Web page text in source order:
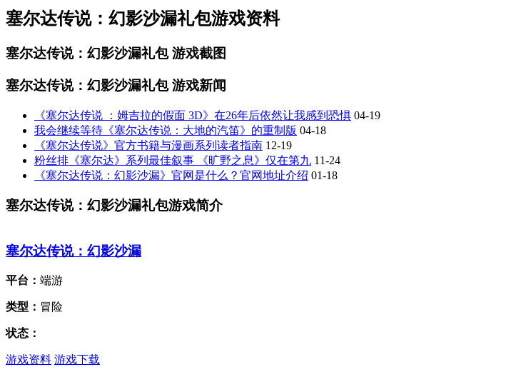
塞尔达传说：幻影沙漏礼包游戏资料
塞尔达传说：幻影沙漏礼包游戏截图
塞尔达传说：幻影沙漏礼包游戏新闻
《塞尔达传说 ：姆吉拉的假面 3D》在26年后依然让我感到恐惧 04-19
我会继续等待《塞尔达传说：大地的汽笛》的重制版 04-18
《塞尔达传说》官方书籍与漫画系列读者指南 12-19
粉丝排《塞尔达》系列最佳叙事 《旷野之息》仅在第九 11-24
《塞尔达传说：幻影沙漏》官网是什么？官网地址介绍 01-18
塞尔达传说：幻影沙漏礼包游戏简介
塞尔达传说：幻影沙漏
平台： 端游
类型： 冒险
状态：
游戏资料 游戏下载